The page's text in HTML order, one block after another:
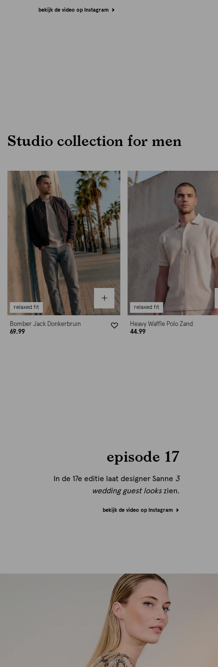
bekijk de video op Instagram
Studio collection for men
relaxed fit
Heavy Waffle Polo Zand
44.99
Cord Short Donkerbruin
44.99
episode 17
In de 17e editie laat designer Sanne 3
wedding guest lookszien.
bekijk de video op Instagram